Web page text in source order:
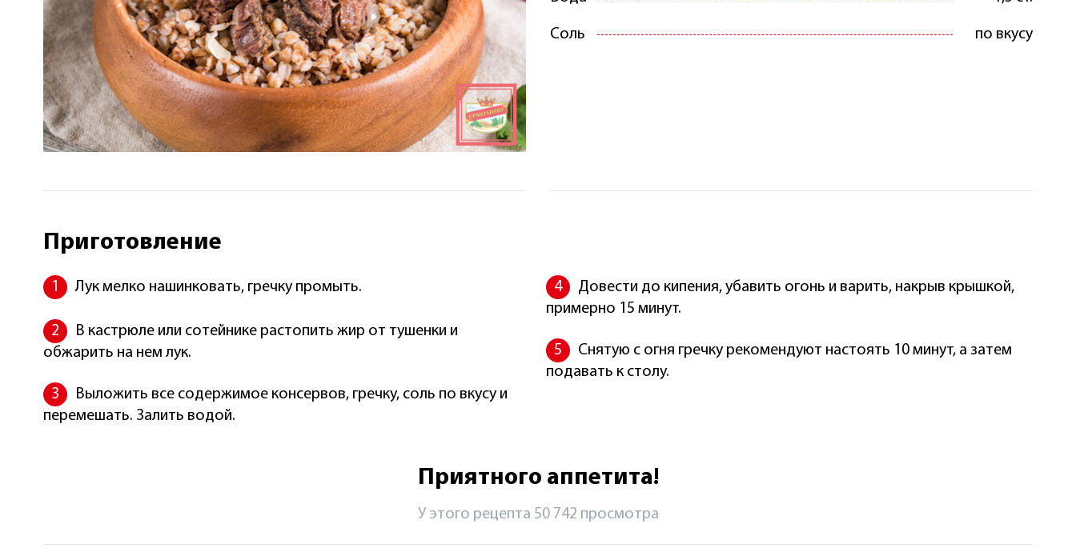
Соль по вкусу
Приготовление
Лук мелко нашинковать, гречку промыть.
В кастрюле или сотейнике растопить жир от тушенки и
обжарить на нем лук.
Выложить все содержимое консервов, гречку, соль по вкусу и
перемешать. Залить водой.
Довести до кипения, убавить огонь и варить, накрыв крышкой,
примерно 15 минут.
Снятую с огня гречку рекомендуют настоять 10 минут, а затем
подавать к столу.
Приятного аппетита!
У этого рецепта 50 742 просмотрa